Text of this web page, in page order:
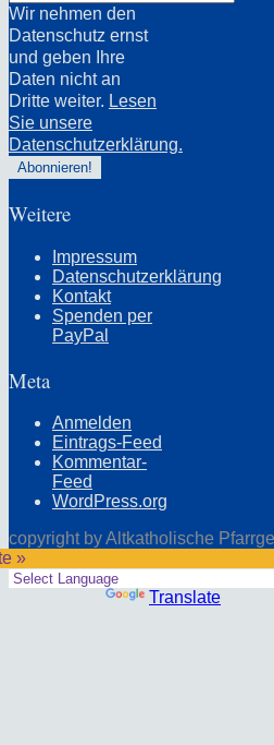
Wir nehmen den
Datenschutz ernst
und geben Ihre
Daten nicht an
Dritte weiter. Lesen
Sie unsere
Datenschutzerklärung.
Weitere
Impressum
Datenschutzerklärung
Kontakt
Spenden per
PayPal
Meta
Anmelden
Eintrags-Feed
Kommentar-
Feed
WordPress.org
copyright by Altkatholische
»
Translate